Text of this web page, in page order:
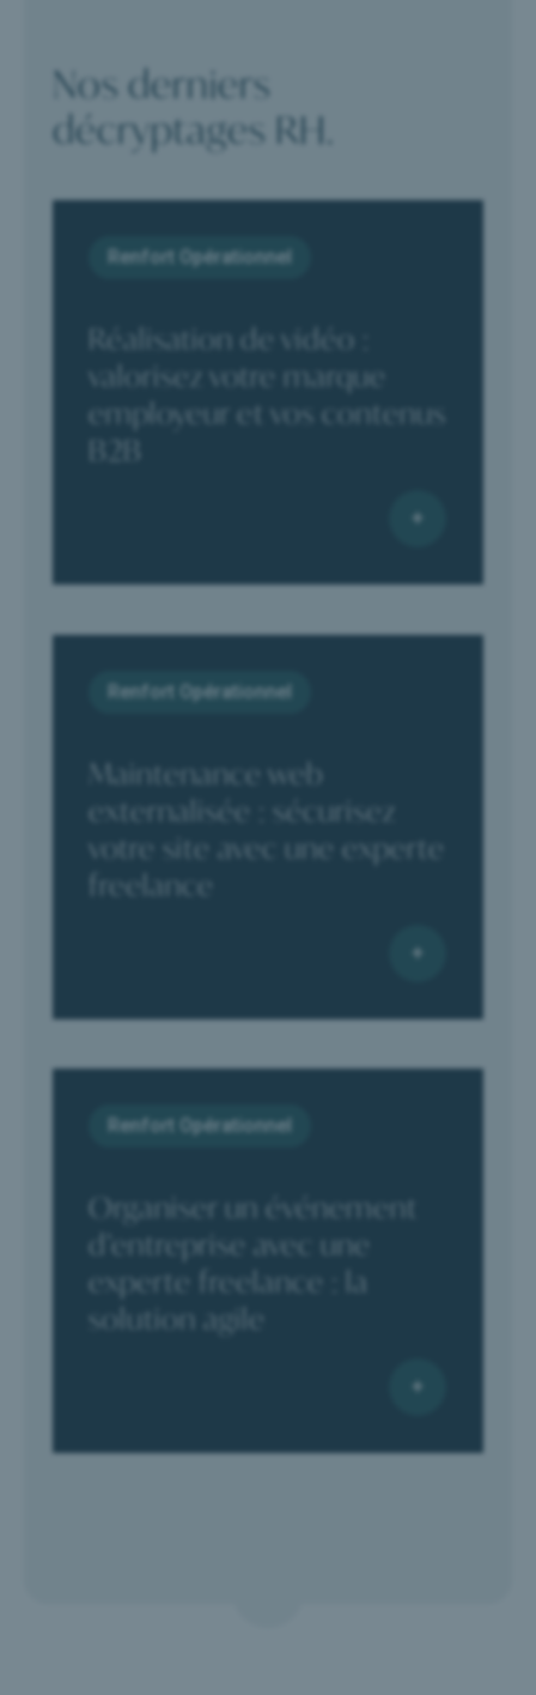
Nos derniers
décryptages RH.
Réalisation de vidéo :
valorisez votre marque
employeur et vos contenus
Renfort Opérationnel
Maintenance web
externalisée : sécurisez
votre site avec une experte
freelance
Renfort Opérationnel
Organiser un événement
d’entreprise avec une
experte freelance : la
solution agile
Renfort Opérationnel